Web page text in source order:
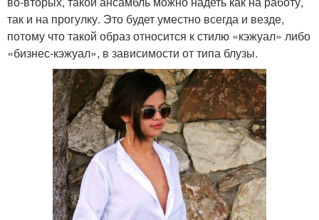
так и на прогулку. Это будет уместно всегда и везде,
потому что такой образ относится к стилю «кэжуал» либо
«бизнес-кэжуал», в зависимости от типа блузы.